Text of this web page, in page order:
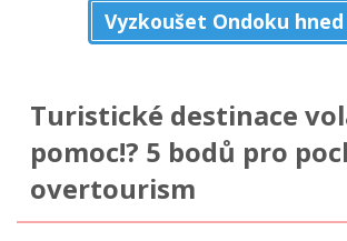
Vyzkoušet Ondoku
Turistické destinace
pomoc!? 5 bodů pro
overtourism